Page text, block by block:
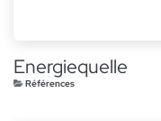
Energiequelle
Références